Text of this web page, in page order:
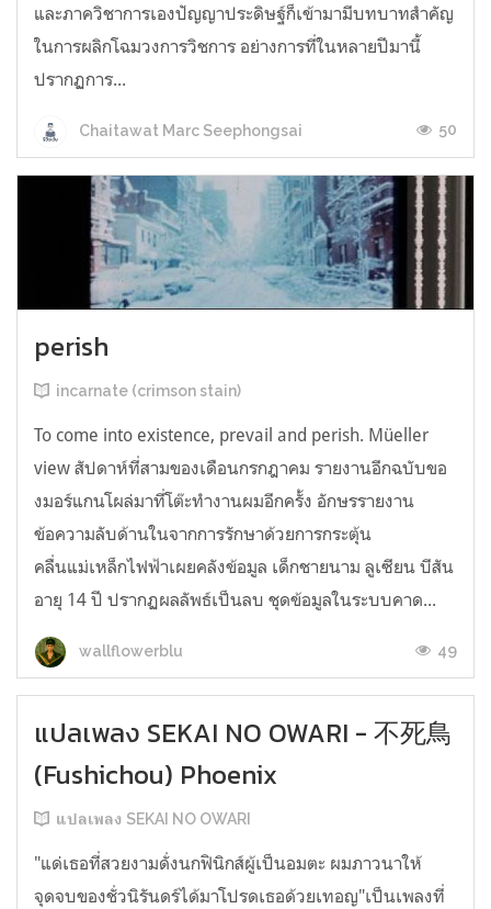
และภาควิชาการเองปัญญาประดิษฐ์ก็เข้ามามีบทบาทสำคัญ
ในการผลิกโฉมวงการวิชการ อย่างการที่ในหลายปีมานี้
ปรากฏการ...
Chaitawat Marc Seephongsai 50
perish
incarnate (crimson stain)
To come into existence, prevail and perish. Müeller
view สัปดาห์ที่สามของเดือนกรกฎาคม รายงานอีกฉบับขอ
งมอร์แกนโผล่มาที่โต๊ะทำงานผมอีกครั้ง อักษรรายงาน
ข้อความลับด้านในจากการรักษาด้วยการกระตุ้น
คลื่นแม่เหล็กไฟฟ้าเผยคลังข้อมูล เด็กชายนาม ลูเซียน บีสัน
อายุ 14 ปี ปรากฏผลลัพธ์เป็นลบ ชุดข้อมูลในระบบคาด...
wallflowerblu 49
แปลเพลง SEKAI NO OWARI - 不死鳥
(Fushichou) Phoenix
แปลเพลง SEKAI NO OWARI
"แด่เธอที่สวยงามดั่งนกฟินิกส์ผู้เป็นอมตะ ผมภาวนาให้
จุดจบของชั่วนิรันดร์ได้มาโปรดเธอด้วยเทอญ"เป็นเพลงที่